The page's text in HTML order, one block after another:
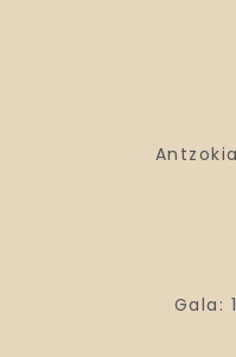
Gala: